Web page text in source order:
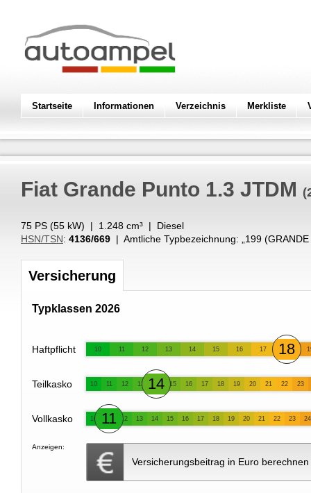
Startseite Informationen Verzeichnis Merkliste
Fiat Grande Punto 1.3 JTDM
75 PS (55 kW) | 1.248 cm³ | Diesel
HSN/TSN: 4136/669 | Amtliche Typbezeichnung: „ 199
Versicherung
Typklassen 2026
Haftpflicht 10 11 12 13 14 15 16 17 18
Teilkasko 10 11 12 13 14 15 16 17 18 19 20 21 22 23
Vollkasko 10 11 12 13 14 15 16 17 18 19 20 21 22 23 24
Anzeigen:
Versicherungsbeitrag in Euro berechnen